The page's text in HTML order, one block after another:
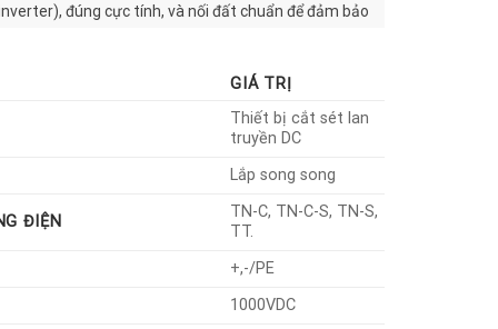
đúng cực tính, và nối đất chuẩn để đảm bảo
GIÁ TRỊ
Thiết bị cắt sét lan
truyền DC
Lắp song song
ĐIỆN
TN-C, TN-C-S, TN-S,
TT.
+,-/PE
1000VDC